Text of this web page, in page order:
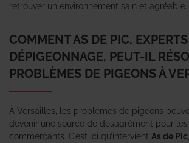
retrouver un environnement sain et agréable.
COMMENT AS DE PIC,
DÉPIGEONNAGE, PEUT-IL
PROBLÈMES DE PIGEONS À
À Versailles, les problèmes de pigeons
devenir une source de désagrément pour
commerçants. C’est ici qu’intervient As de Pic